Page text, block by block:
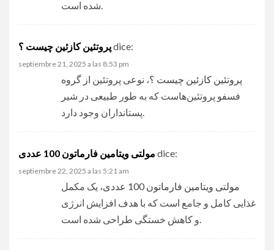
شده است.
پروتئین کازئین چیست ؟dice:
septiembre 21, 2025 a las 8:53 pm
پروتئین کازئین چیست ؟، نوعی پروتئین از گروه
فسفو پروتئین‌هاست که به طور طبیعی در شیر
پستانداران وجود دارد.
مولتی ویتامین فارماتون 100 عددی dice:
septiembre 22, 2025 a las 5:21 am
مولتی ویتامین فارماتون 100 عددی
، یک مکمل
غذایی کامل و جامع است که با هدف افزایش انرژی
و کاهش خستگی طراحی شده است.